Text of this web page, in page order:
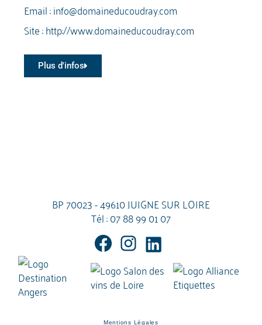
Email :info@domaineducoudray.com
Site :http://www.domaineducoudray.com
Plus d'infos
BP 70023 - 49610 JUIGNE SUR LOIRE
Tél :07 88 99 01 07
Mentions Légales